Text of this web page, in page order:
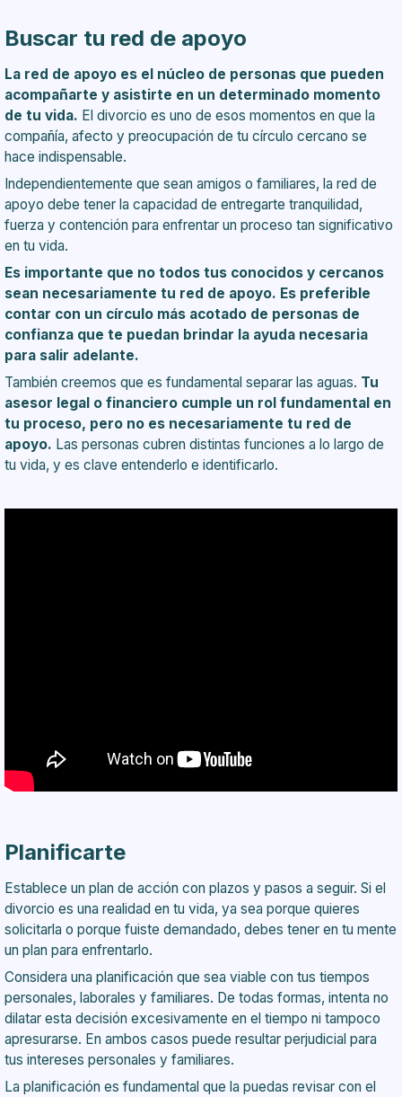
Buscar tu red de apoyo
La red de apoyo es el núcleo de personas que pueden
acompañarte y asistirte en un determinado momento
de tu vida. El divorcio es uno de esos momentos en que la
compañía, afecto y preocupación de tu círculo cercano se
hace indispensable.
Independientemente que sean amigos o familiares, la red de
apoyo debe tener la capacidad de entregarte tranquilidad,
fuerza y contención para enfrentar un proceso tan significativo
en tu vida.
Es importante que no todos tus conocidos y cercanos
sean necesariamente tu red de apoyo. Es preferible
contar con un círculo más acotado de personas de
confianza que te puedan brindar la ayuda necesaria
para salir adelante.
También creemos que es fundamental separar las aguas. Tu
asesor legal o financiero cumple un rol fundamental en
tu proceso, pero no es necesariamente tu red de
apoyo. Las personas cubren distintas funciones a lo largo de
tu vida, y es clave entenderlo e identificarlo.
Planificarte
Establece un plan de acción con plazos y pasos a seguir. Si el
divorcio es una realidad en tu vida, ya sea porque quieres
solicitarla o porque fuiste demandado, debes tener en tu mente
un plan para enfrentarlo.
Considera una planificación que sea viable con tus tiempos
personales, laborales y familiares. De todas formas, intenta no
dilatar esta decisión excesivamente en el tiempo ni tampoco
apresurarse. En ambos casos puede resultar perjudicial para
tus intereses personales y familiares.
La planificación es fundamental que la puedas revisar con el